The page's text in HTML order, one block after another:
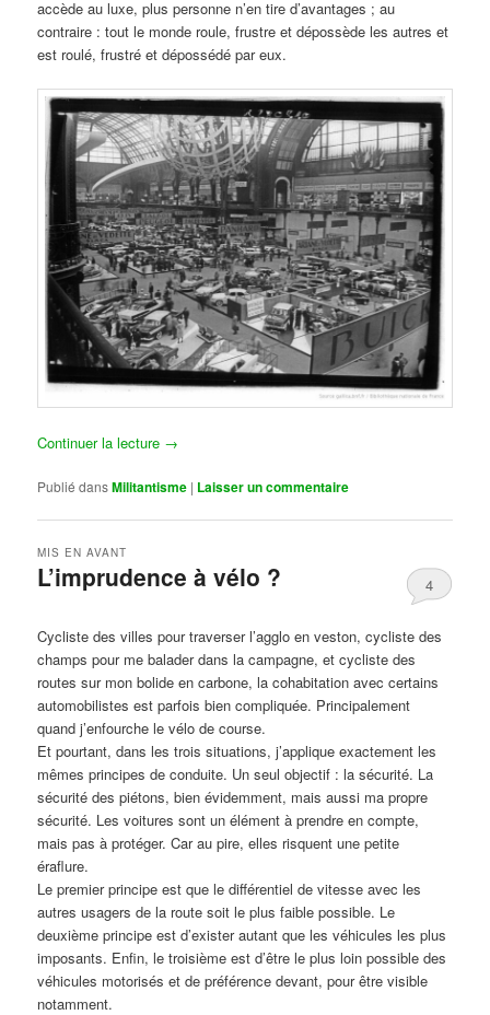
accède au luxe, plus personne n’en tire d’avantages ; au
contraire : tout le monde roule, frustre et dépossède les autres et
est roulé, frustré et dépossédé par eux.
Continuer la lecture →
Publié dansMilitantisme | Laisser un commentaire
L’imprudence à vélo ?
MIS EN AVANT
4
Cycliste des villes pour traverser l’agglo en veston, cycliste des
champs pour me balader dans la campagne, et cycliste des
routes sur mon bolide en carbone, la cohabitation avec certains
automobilistes est parfois bien compliquée. Principalement
quand j’enfourche le vélo de course.
Et pourtant, dans les trois situations, j’applique exactement les
mêmes principes de conduite. Un seul objectif : la sécurité. La
sécurité des piétons, bien évidemment, mais aussi ma propre
sécurité. Les voitures sont un élément à prendre en compte,
mais pas à protéger. Car au pire, elles risquent une petite
éraflure.
Le premier principe est que le différentiel de vitesse avec les
autres usagers de la route soit le plus faible possible. Le
deuxième principe est d’exister autant que les véhicules les plus
imposants. Enfin, le troisième est d’être le plus loin possible des
véhicules motorisés et de préférence devant, pour être visible
notamment.